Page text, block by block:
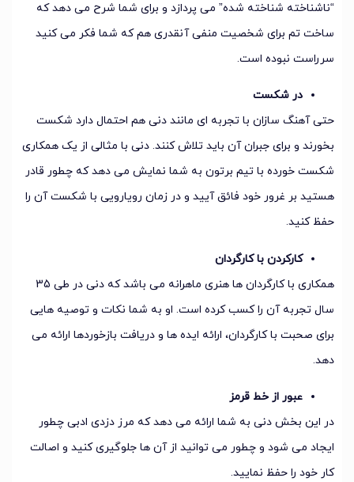
“ناشناخته شناخته شده” می پردازد و برای شما شرح می دهد که
ساخت تم برای شخصیت منفی آنقدری هم که شما فکر می کنید
سرراست نبوده است.
در شکست
حتی آهنگ سازان با تجربه ای مانند دنی هم احتمال دارد شکست
بخورند و برای جبران آن باید تلاش کنند. دنی با مثالی از یک همکاری
شکست خورده با تیم برتون به شما نمایش می دهد که چطور قادر
هستید بر غرور خود فائق آیید و در زمان رویارویی با شکست آن را
حفظ کنید.
کارکردن با کارگردان
همکاری با کارگردان ها هنری ماهرانه می باشد که دنی در طی 35
سال تجربه آن را کسب کرده است. او به شما نکات و توصیه هایی
برای صحبت با کارگردان، ارائه ایده ها و دریافت بازخوردها ارائه می
دهد.
عبور از خط قرمز
در این بخش دنی به شما ارائه می دهد که مرز دزدی ادبی چطور
ایجاد می شود و چطور می توانید از آن ها جلوگیری کنید و اصالت
کار خود را حفظ نمایید.